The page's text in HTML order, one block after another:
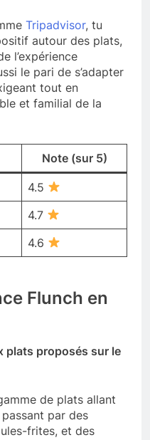
Tripadvisor, tu
autour des plats,
l’expérience
le pari de s’adapter
tout en
et familial de la
Note (sur 5)
4.5
4.7
4.6
Flunch en
plats proposés sur le
de plats allant
par des
frites, et des